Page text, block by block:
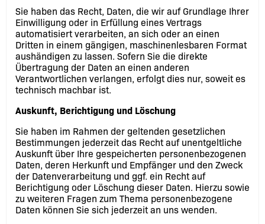
Sie haben das Recht, Daten, die wir auf Grundlage Ihrer
Einwilligung oder in Erfüllung eines Vertrags
automatisiert verarbeiten, an sich oder an einen
Dritten in einem gängigen, maschinenlesbaren Format
aushändigen zu lassen. Sofern Sie die direkte
Übertragung der Daten an einen anderen
Verantwortlichen verlangen, erfolgt dies nur, soweit es
technisch machbar ist.
Auskunft, Berichtigung und Löschung
Sie haben im Rahmen der geltenden gesetzlichen
Bestimmungen jederzeit das Recht auf unentgeltliche
Auskunft über Ihre gespeicherten personenbezogenen
Daten, deren Herkunft und Empfänger und den Zweck
der Datenverarbeitung und ggf. ein Recht auf
Berichtigung oder Löschung dieser Daten. Hierzu sowie
zu weiteren Fragen zum Thema personenbezogene
Daten können Sie sich jederzeit an uns wenden.